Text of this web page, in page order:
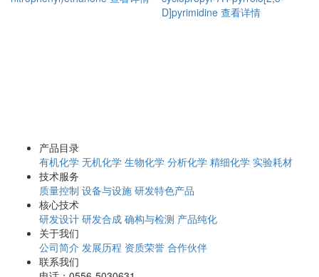
D]pyrimidine 查看详情
产品目录
有机化学 无机化学 生物化学 分析化学 精细化学 实验耗材
技术服务
质量控制 设备与设施 研发特色产品
核心技术
研发设计 研发合成 确构与检测 产品纯化
关于我们
公司简介 发展历程 资质荣誉 合作伙伴
联系我们